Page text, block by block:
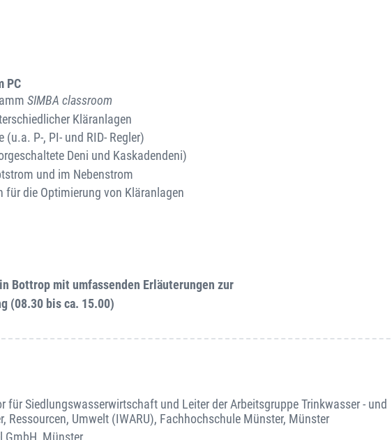
PC
SIMBA classroom
Kläranlagen
P-, PI- und RID- Regler)
Deni und Kaskadendeni)
und im Nebenstrom
die Optimierung von Kläranlagen
Bottrop mit umfassenden Erläuterungen zur
(08.30 bis ca. 15.00)
für Siedlungswasserwirtschaft und Leiter der Arbeitsgruppe Trinkwasser - und
Ressourcen, Umwelt (IWARU), Fachhochschule Münster, Münster
GmbH, Münster